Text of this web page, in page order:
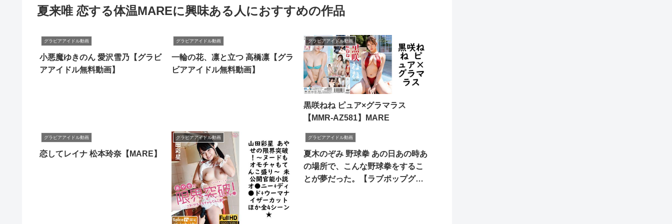
夏来唯 恋する体温MAREに興味ある人におすすめの作品
グラビアアイドル動画
小悪魔ゆきのん 愛沢雪乃【グラビ
アアイドル無料動画】
グラビアアイドル動画
一輪の花、凛と立つ 高橋凛【グラ
ビアアイドル無料動画】
グラビアアイドル動画
黒咲ねね ピュア×グラマラス
【MMR-AZ581】MARE
グラビアアイドル動画
恋してレイナ 松本玲奈【MARE】
グラビアアイドル動画 グラビアアイドル動画
夏木のぞみ 野球拳 あの日あの時あ
の場所で、こんな野球拳をするこ
とが夢だった。【ラブポップグラ